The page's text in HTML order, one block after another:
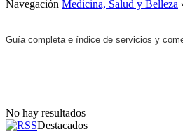
Navegación Medicina, Salud y Belleza
Guía completa e índice de servicios y
No hay resultados
Destacados